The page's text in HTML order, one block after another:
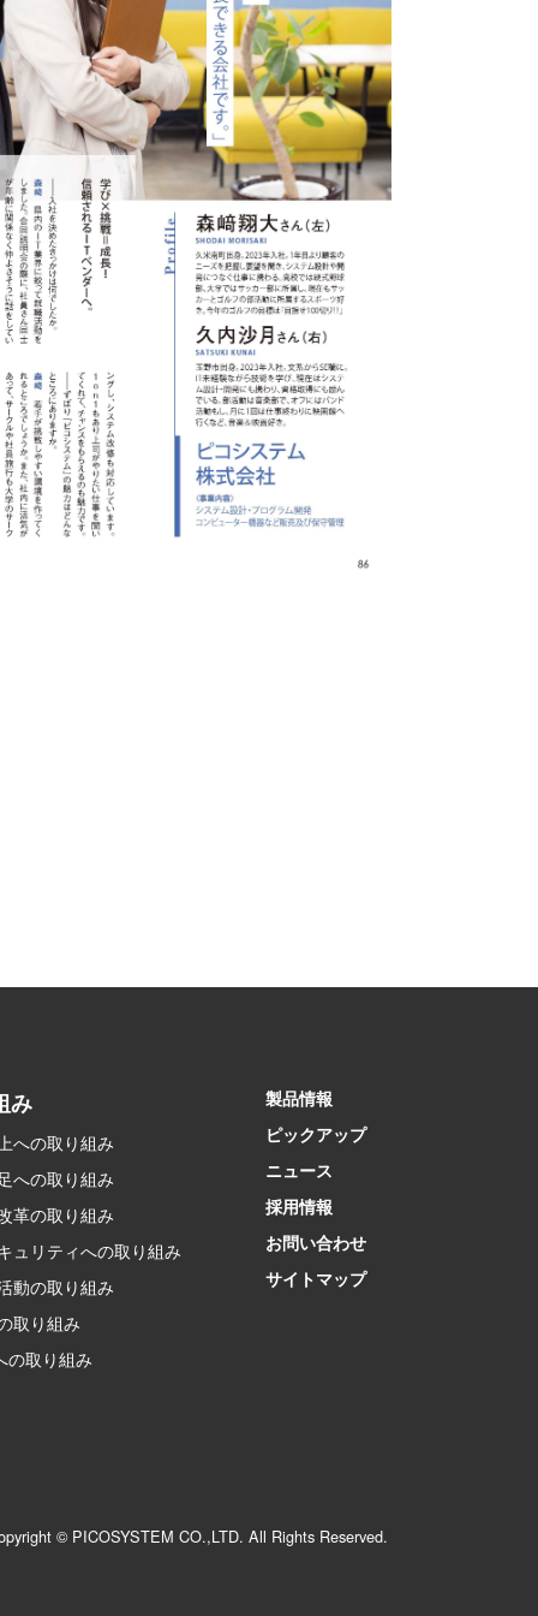
み
への取り組み
への取り組み
革の取り組み
ュリティへの取り組み
動の取り組み
取り組み
の取り組み
製品情報
ピックアップ
ニュース
採用情報
お問い合わせ
サイトマップ
© PICOSYSTEM CO.,LTD. All Rights Reserved.